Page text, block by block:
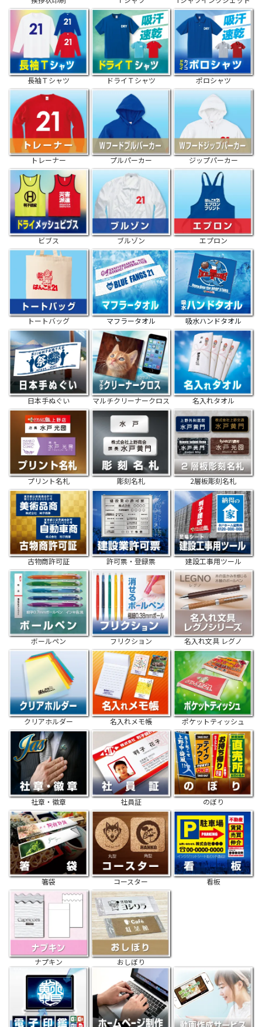
長袖Ｔシャツ ドライＴシャツ ポロシャツ
トレーナー プルパーカー ジップパーカー
ビブス ブルゾン エプロン
トートバッグ マフラータオル 吸水ハンドタオル
日本手ぬぐい マルチクリーナークロス 名入れタオル
プリント名札 彫刻名札 2層板彫刻名札
古物商許可証 許可票・登録票 建設工事用ツール
ボールペン フリクション 名入れ文具 レグノ
クリアホルダー 名入れメモ帳 ポケットティッシュ
社章・徽章 社員証 のぼり
箸袋 コースター 看板
ナプキン おしぼり